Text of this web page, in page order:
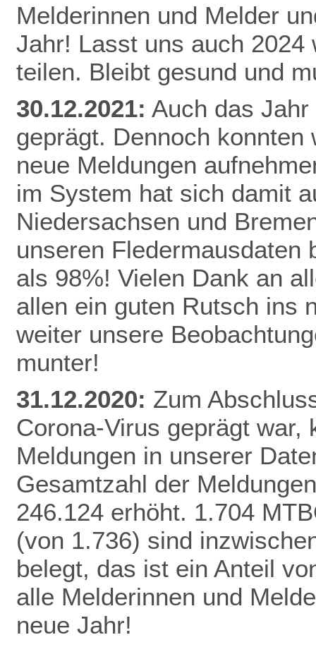
Melderinnen und Melder
Jahr! Lasst uns auch 2024
teilen. Bleibt gesund und
30.12.2021: Auch das
geprägt. Dennoch
neue Meldungen
im System hat sich damit
Niedersachsen und
unseren Fledermausdaten
als 98%! Vielen Dank an
allen ein guten Rutsch ins
weiter unsere
munter!
31.12.2020: Zum
Corona-Virus geprägt war,
Meldungen in unserer
Gesamtzahl der
246.124 erhöht. 1.704
(von 1.736) sind
belegt, das ist ein Anteil
alle Melderinnen und
neue Jahr!